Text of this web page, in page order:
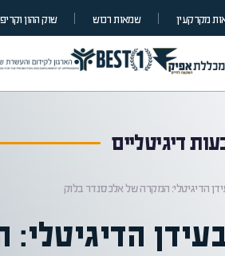
מקרקעין שמאות רכוש שוק ההון
דיגיטליים
הדיגיטלי: המקרה של אלכסנדר בלוק